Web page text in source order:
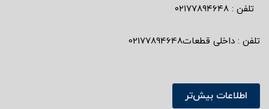
تلفن : ٠٢١٧٧٨٩٤٦٤٨
تلفن : داخلی قطعات02177894648
اطلاعات بیش‌تر